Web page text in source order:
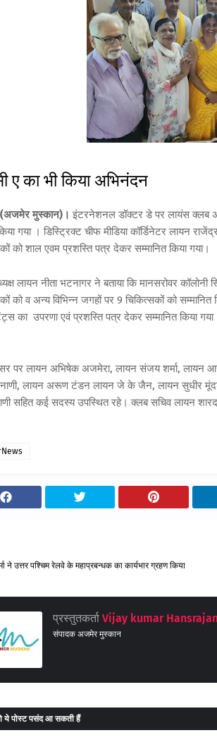
ए का भी किया अभिनंदन
मुस्कान)। इंटरनेशनल डॉक्टर डे पर लायंस क्लब
गया । डिस्ट्रिक्ट चीफ मीडिया कॉर्डिनेटर लायन
को शाल एवम प्रशस्ति पत्र देकर सम्मानित किया गया।
लायन नीता भटनागर ने बताया कि मानसरोवर
को व अन्य विभिन्न जगहों पर 9 चिकित्सकों को
का उपरणा एवं प्रशस्ति पत्र देकर सम्मानित किया गया
पर लायन अभिषेक अजमेरा, लायन संजय शर्मा, लायन
लायन अरूण टंडन लायन जे के जैन, लायन सुधीर
सहित कई सदस्य उपस्थित रहे। क्लब सचिव लायन
ने उत्तर पश्चिम रेलवे के महाप्रबन्धक का कार्यभार ग्रहण किया
प्रस्तुतकर्ता Vijay kumar
संपादक अजमेर मुस्कान
ये पोस्ट पसंद आ सकती हैं